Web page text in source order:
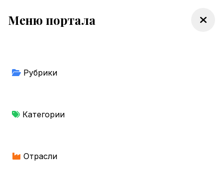
Меню портала
Рубрики
Категории
Отрасли